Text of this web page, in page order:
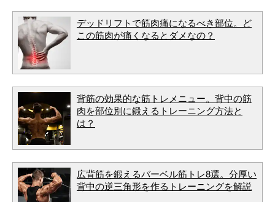
デッドリフトで筋肉痛になるべき部位。ど
この筋肉が痛くなるとダメなの？
背筋の効果的な筋トレメニュー。背中の筋
肉を部位別に鍛えるトレーニング方法と
は？
広背筋を鍛えるバーベル筋トレ8選。分厚い
背中の逆三角形を作るトレーニングを解説